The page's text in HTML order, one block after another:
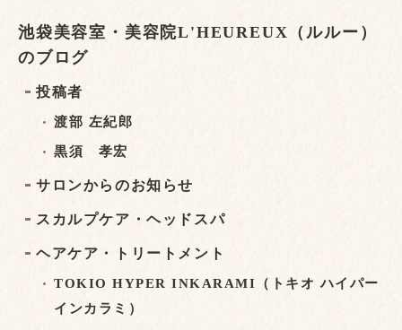
池袋美容室・美容院L'HEUREUX（ルルー）
のブログ
投稿者
渡部 左紀郎
黒須 孝宏
サロンからのお知らせ
スカルプケア・ヘッドスパ
ヘアケア・トリートメント
TOKIO HYPER INKARAMI（トキオ ハイパー
インカラミ）